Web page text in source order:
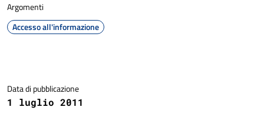
Argomenti
Accesso all'informazione
Data di pubblicazione
1 luglio 2011